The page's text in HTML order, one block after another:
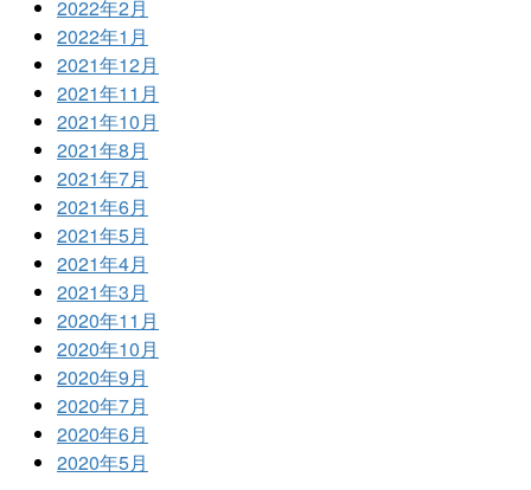
2022年2月
2022年1月
2021年12月
2021年11月
2021年10月
2021年8月
2021年7月
2021年6月
2021年5月
2021年4月
2021年3月
2020年11月
2020年10月
2020年9月
2020年7月
2020年6月
2020年5月